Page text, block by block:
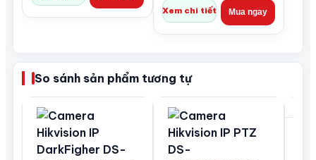
Xem chi tiết Mua ngay
So sánh sản phẩm tương tự